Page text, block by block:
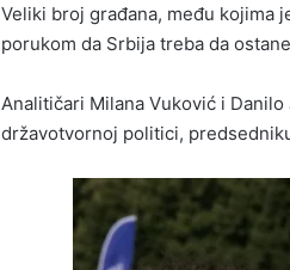
Veliki broj građana, među kojima
porukom da Srbija treba da
Analitičari Milana Vuković i
državotvornoj politici,